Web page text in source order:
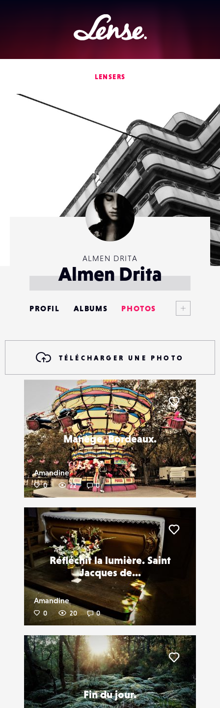
Lense
LENSERS
ALMEN DRITA
Almen Drita
PROFIL ALBUMS PHOTOS
CONTACTS
ÉVÉNEMENTS
FAVORIS
TÉLÉCHARGER UNE PHOTO
Manège, Bordeaux.
Amandine
0 22 0
Liker
Réfléchit la lumière. Saint
Jacques de...
Amandine
0 20 0
Fin du jour.